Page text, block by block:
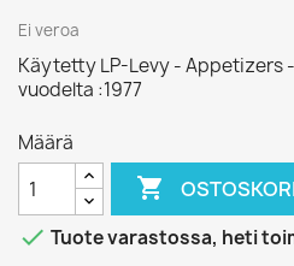
Ei veroa
Käytetty LP-Levy - Appetizers -
vuodelta :1977
Määrä

 Tuote varastossa, heti